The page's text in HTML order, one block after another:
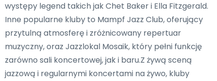
występy legend takich jak Chet Baker i Ella Fitzgerald.
Inne popularne kluby to Mampf Jazz Club, oferujący
przytulną atmosferę i zróżnicowany repertuar
muzyczny, oraz Jazzlokal Mosaik, który pełni funkcję
zarówno sali koncertowej, jak i baru.Z żywą sceną
jazzową i regularnymi koncertami na żywo, kluby